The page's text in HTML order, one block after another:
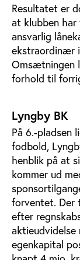
Resultatet er
at klubben
ansvarlig
ekstraordinær
Omsætningen
forhold til
Lyngby BK
På 6.-pladsen
fodbold,
henblik på at
kommer ud
forventet. Der
efter
aktieudvidelse
egenkapital